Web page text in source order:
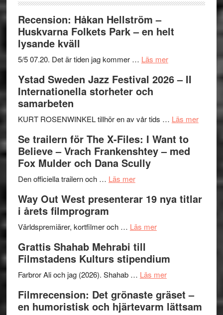
Recension: Håkan Hellström –
Huskvarna Folkets Park – en helt
lysande kväll
5/5 07.20. Det är tiden jag kommer … Läs merom
Håkan
Huskvarna
Park
–
kväll
Ystad Sweden Jazz Festival 2026 – II
Internationella storheter och
samarbeten
KURT ROSENWINKEL tillhör en av vår tids … Läs merom
II
Se trailern för The X-Files: I Want to
Believe – Vrach Frankenshtey – med
Fox Mulder och Dana Scully
Den officiella trailern och … Läs merom
trailern
The
Files:
I
Want
Believe
–
Way Out West presenterar 19 nya titlar
i årets filmprogram
Världspremiärer, kortfilmer och … Läs merom
West
presenterar
nya
titlar
Grattis Shahab Mehrabi till
Filmstadens Kulturs stipendium
Farbror Ali och jag (2026). Shahab … Läs merom
Shahab
Mehrabi
Filmrecension: Det grönaste gräset –
en humoristisk och hjärtevarm lättsam